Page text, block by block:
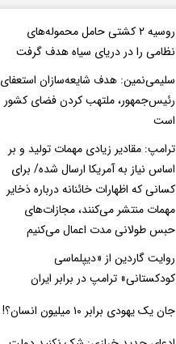
روسیه ۲ کشتی حامل محموله‌های
نظامی را در دریای سیاه هدف گرفت
سلیمی‌نمین: هدف شایعه‌سازان استعفای
رئیس‌جمهور، ملتهب کردن فضای کشور
است
ترامپ: مقادیر زیادی مهمات تولید و بر
اساس نیاز به آمریکا ارسال شده/ برای
کسانی که اظهارات خائنانه درباره ذخایر
مهمات منتشر می‌کنند، مجازات‌های
حبس طولانی مدت اعمال می‌کنیم
روایت گاردین از «دیپلماسی
کودکستانی» ترامپ در برابر ایران
جان یک یهودی برابر ۱۰ میلیون انسان؟!